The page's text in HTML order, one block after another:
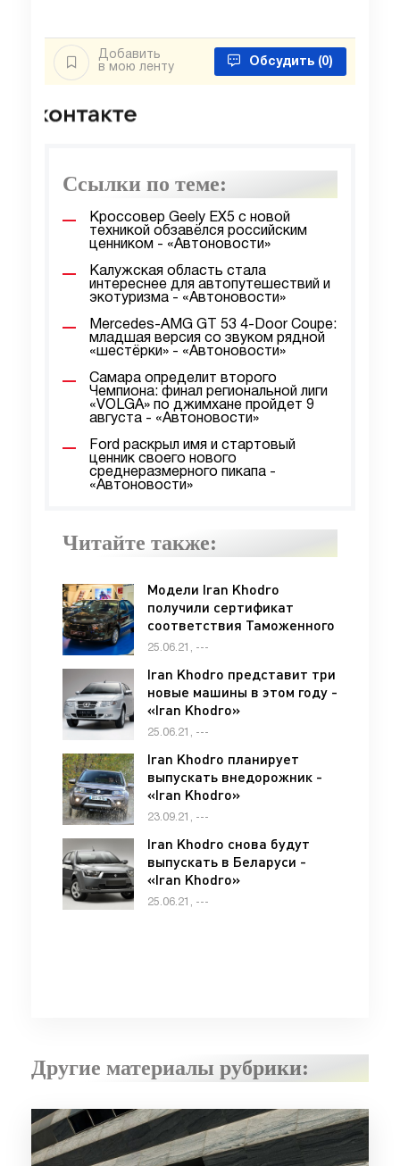
Добавить
в мою ленту
Обсудить (0)
Ссылки по теме:
Кроссовер Geely EX5 с новой
техникой обзавёлся российским
ценником - «Автоновости»
Калужская область стала
интереснее для автопутешествий и
экотуризма - «Автоновости»
Mercedes-AMG GT 53 4-Door Coupe:
младшая версия со звуком рядной
«шестёрки» - «Автоновости»
Самара определит второго
Чемпиона: финал региональной лиги
«VOLGA» по джимхане пройдет 9
августа - «Автоновости»
Ford раскрыл имя и стартовый
ценник своего нового
среднеразмерного пикапа -
«Автоновости»
Читайте также:
Модели Iran Khodro
получили сертификат
соответствия Таможенного
союза - «Iran Khodro»
25.06.21, ---
Iran Khodro представит три
новые машины в этом году -
«Iran Khodro»
25.06.21, ---
Iran Khodro планирует
выпускать внедорожник -
«Iran Khodro»
23.09.21, ---
Iran Khodro снова будут
выпускать в Беларуси -
«Iran Khodro»
25.06.21, ---
Другие материалы рубрики: